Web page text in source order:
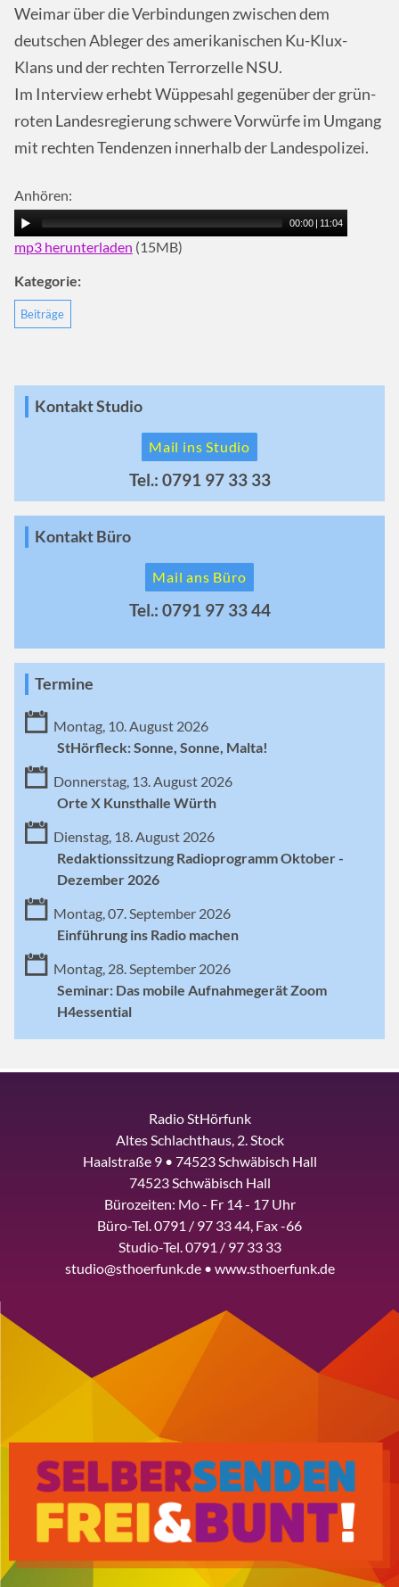
Weimar über die Verbindungen zwischen dem
deutschen Ableger des amerikanischen Ku-Klux-
Klans und der rechten TerrorzelleNSU.
Im Interview erhebt Wüppesahl gegenüber der grün-
roten Landesregierung schwere Vorwürfe im Umgang
mit rechten Tendenzen innerhalb der Landespolizei.
Anhören:
00:00 | 11:04
mp3 herunterladen (15MB)
Kategorie:
Beiträge
Kontakt Studio
Mail ins Studio
Tel.: 0791 97 33 33
Kontakt Büro
Mail ans Büro
Tel.: 0791 97 33 44
Termine
Montag, 10. August 2026
StHörfleck: Sonne, Sonne, Malta!
Donnerstag, 13. August 2026
Orte X Kunsthalle Würth
Dienstag, 18. August 2026
Redaktionssitzung Radioprogramm Oktober -
Dezember 2026
Montag, 07. September 2026
Einführung ins Radio machen
Montag, 28. September 2026
Seminar: Das mobile Aufnahmegerät Zoom
H4essential
Radio StHörfunk
Altes Schlachthaus, 2. Stock
Haalstraße 9 • 74523 Schwäbisch Hall
74523 Schwäbisch Hall
Bürozeiten: Mo - Fr 14 - 17 Uhr
Büro-Tel. 0791 / 97 33 44, Fax -66
Studio-Tel. 0791 / 97 33 33
studio@sthoerfunk.de • www.sthoerfunk.de